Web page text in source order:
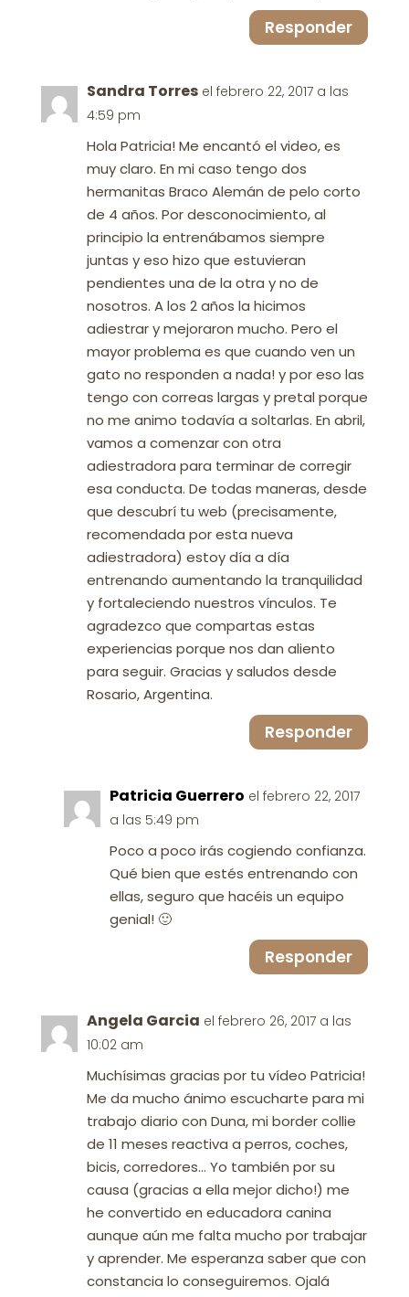
Responder
Sandra Torres el febrero 22, 2017 a las
4:59 pm
Hola Patricia! Me encantó el video, es
muy claro. En mi caso tengo dos
hermanitas Braco Alemán de pelo corto
de 4 años. Por desconocimiento, al
principio la entrenábamos siempre
juntas y eso hizo que estuvieran
pendientes una de la otra y no de
nosotros. A los 2 años la hicimos
adiestrar y mejoraron mucho. Pero el
mayor problema es que cuando ven un
gato no responden a nada! y por eso las
tengo con correas largas y pretal porque
no me animo todavía a soltarlas. En abril,
vamos a comenzar con otra
adiestradora para terminar de corregir
esa conducta. De todas maneras, desde
que descubrí tu web (precisamente,
recomendada por esta nueva
adiestradora) estoy día a día
entrenando aumentando la tranquilidad
y fortaleciendo nuestros vínculos. Te
agradezco que compartas estas
experiencias porque nos dan aliento
para seguir. Gracias y saludos desde
Rosario, Argentina.
Responder
Patricia Guerrero el febrero 22, 2017
a las 5:49 pm
Poco a poco irás cogiendo confianza.
Qué bien que estés entrenando con
ellas, seguro que hacéis un equipo
genial! 🙂
Responder
Angela Garcia el febrero 26, 2017 a las
10:02 am
Muchísimas gracias por tu vídeo Patricia!
Me da mucho ánimo escucharte para mi
trabajo diario con Duna, mi border collie
de 11 meses reactiva a perros, coches,
bicis, corredores… Yo también por su
causa (gracias a ella mejor dicho!) me
he convertido en educadora canina
aunque aún me falta mucho por trabajar
y aprender. Me esperanza saber que con
constancia lo conseguiremos. Ojalá